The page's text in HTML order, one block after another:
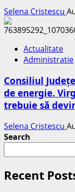
Selena Cristescu
Actualitate
Administratie
Consiliul
de energie.
trebuie să
Selena Cristescu
Search
Recent